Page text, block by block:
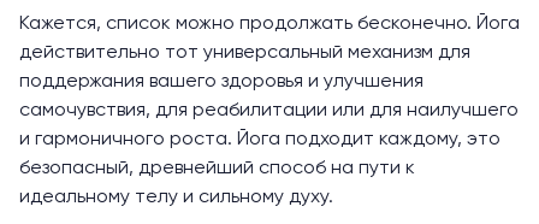
Кажется, список можно продолжать бесконечно. Йога
действительно тот универсальный механизм для
поддержания вашего здоровья и улучшения
самочувствия, для реабилитации или для наилучшего
и гармоничного роста. Йога подходит каждому, это
безопасный, древнейший способ на пути к
идеальному телу и сильному духу.